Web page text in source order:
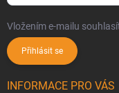
Vložením e-mailu
Přihlásit se
INFORMACE PRO VÁS